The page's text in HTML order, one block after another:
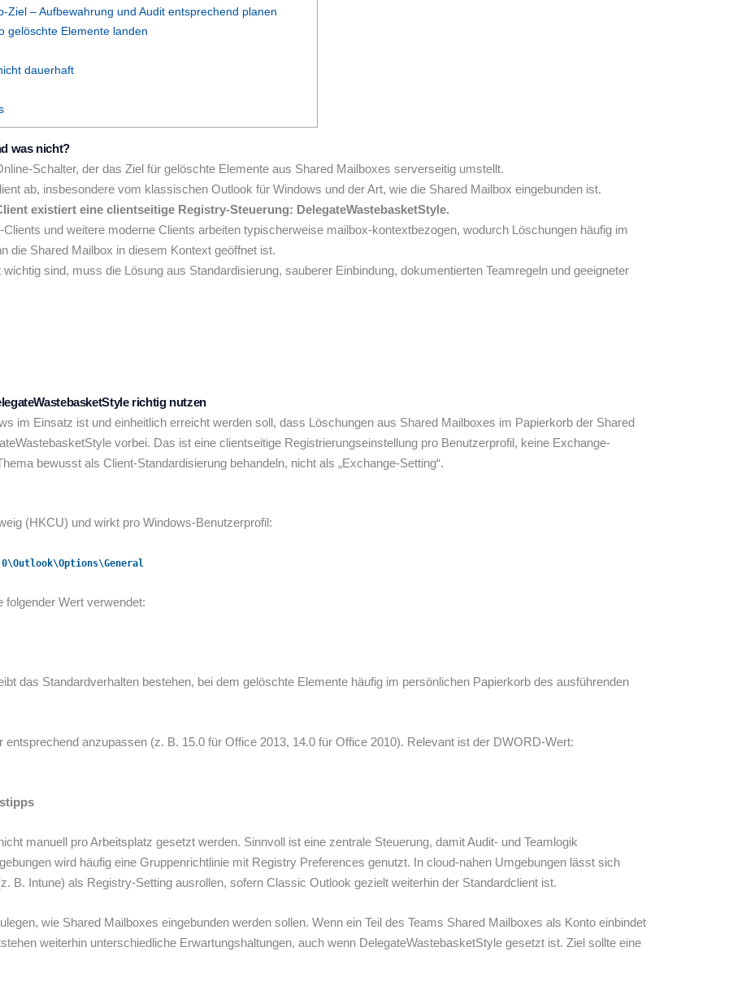
– Aufbewahrung und Audit entsprechend planen
gelöschte Elemente landen
dauerhaft
was nicht?
Schalter, der das Ziel für gelöschte Elemente aus Shared Mailboxes serverseitig umstellt.
ab, insbesondere vom klassischen Outlook für Windows und der Art, wie die Shared Mailbox eingebunden ist.
existiert eine clientseitige Registry-Steuerung: DelegateWastebasketStyle.
und weitere moderne Clients arbeiten typischerweise mailbox-kontextbezogen, wodurch Löschungen häufig im
die Shared Mailbox in diesem Kontext geöffnet ist.
sind, muss die Lösung aus Standardisierung, sauberer Einbindung, dokumentierten Teamregeln und geeigneter
richtig nutzen
im Einsatz ist und einheitlich erreicht werden soll, dass Löschungen aus Shared Mailboxes im Papierkorb der Shared
vorbei. Das ist eine clientseitige Registrierungseinstellung pro Benutzerprofil, keine Exchange-
bewusst als Client-Standardisierung behandeln, nicht als „Exchange-Setting“.
(HKCU) und wirkt pro Windows-Benutzerprofil:
folgender Wert verwendet:
das Standardverhalten bestehen, bei dem gelöschte Elemente häufig im persönlichen Papierkorb des ausführenden
anzupassen (z. B. 15.0 für Office 2013, 14.0 für Office 2010). Relevant ist der DWORD-Wert:
manuell pro Arbeitsplatz gesetzt werden. Sinnvoll ist eine zentrale Steuerung, damit Audit- und Teamlogik
wird häufig eine Gruppenrichtlinie mit Registry Preferences genutzt. In cloud-nahen Umgebungen lässt sich
B. Intune) als Registry-Setting ausrollen, sofern Classic Outlook gezielt weiterhin der Standardclient ist.
wie Shared Mailboxes eingebunden werden sollen. Wenn ein Teil des Teams Shared Mailboxes als Konto einbindet
weiterhin unterschiedliche Erwartungshaltungen, auch wenn DelegateWastebasketStyle gesetzt ist. Ziel sollte eine